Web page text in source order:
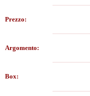
Prezzo:
Argomento:
Box: